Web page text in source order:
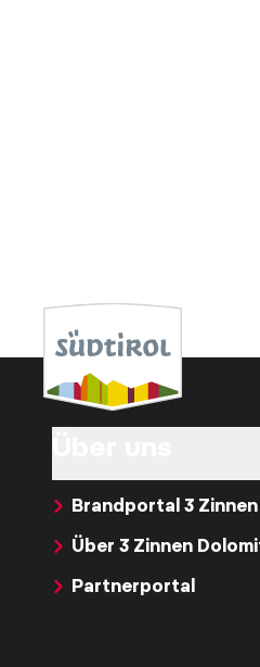
Brandportal 3
Über 3 Zinnen
Partnerportal